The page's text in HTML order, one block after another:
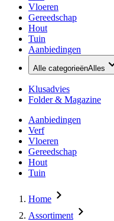
Vloeren
Gereedschap
Hout
Tuin
Aanbiedingen
Alle categorieënAlles
Klusadvies
Folder & Magazine
Aanbiedingen
Verf
Vloeren
Gereedschap
Hout
Tuin
Home
Assortiment